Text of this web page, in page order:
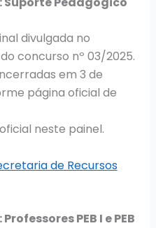
divulgada no
concurso nº 03/2025.
em 3 de
página oficial de
neste painel.
de Recursos
PEB I e PEB